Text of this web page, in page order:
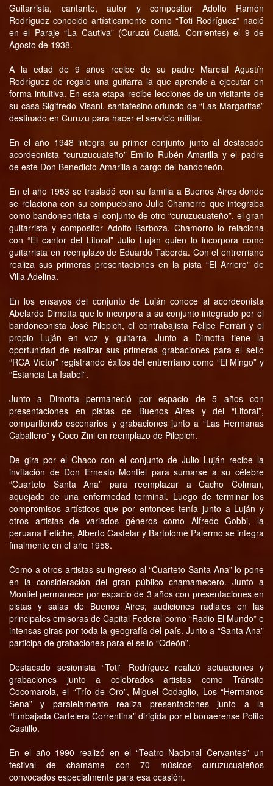
Guitarrista, cantante, autor y compositor Adolfo Ramón
Rodríguez conocido artísticamente como “Toti Rodríguez” nació
en el Paraje “La Cautiva” (Curuzú Cuatiá, Corrientes) el 9 de
Agosto de 1938.
A la edad de 9 años recibe de su padre Marcial Agustín
Rodríguez de regalo una guitarra la que aprende a ejecutar en
forma intuitiva. En esta etapa recibe lecciones de un visitante de
su casa Sigifredo Visani, santafesino oriundo de “Las Margaritas”
destinado en Curuzu para hacer el servicio militar.
En el año 1948 integra su primer conjunto junto al destacado
acordeonista “curuzucuateño” Emilio Rubén Amarilla y el padre
de este Don Benedicto Amarilla a cargo del bandoneón.
En el año 1953 se trasladó con su familia a Buenos Aires donde
se relaciona con su compueblano Julio Chamorro que integraba
como bandoneonista el conjunto de otro “curuzucuateño”, el gran
guitarrista y compositor Adolfo Barboza. Chamorro lo relaciona
con “El cantor del Litoral” Julio Luján quien lo incorpora como
guitarrista en reemplazo de Eduardo Taborda. Con el entrerriano
realiza sus primeras presentaciones en la pista “El Arriero” de
Villa Adelina.
En los ensayos del conjunto de Luján conoce al acordeonista
Abelardo Dimotta que lo incorpora a su conjunto integrado por el
bandoneonista José Pilepich, el contrabajista Felipe Ferrari y el
propio Luján en voz y guitarra. Junto a Dimotta tiene la
oportunidad de realizar sus primeras grabaciones para el sello
“RCA Víctor” registrando éxitos del entrerriano como “El Mingo” y
“Estancia La Isabel”.
Junto a Dimotta permaneció por espacio de 5 años con
presentaciones en pistas de Buenos Aires y del “Litoral”,
compartiendo escenarios y grabaciones junto a “Las Hermanas
Caballero” y Coco Zini en reemplazo de Pilepich.
De gira por el Chaco con el conjunto de Julio Luján recibe la
invitación de Don Ernesto Montiel para sumarse a su célebre
“Cuarteto Santa Ana” para reemplazar a Cacho Colman,
aquejado de una enfermedad terminal. Luego de terminar los
compromisos artísticos que por entonces tenía junto a Luján y
otros artistas de variados géneros como Alfredo Gobbi, la
peruana Fetiche, Alberto Castelar y Bartolomé Palermo se integra
finalmente en el año 1958.
Como a otros artistas su ingreso al “Cuarteto Santa Ana” lo pone
en la consideración del gran público chamamecero. Junto a
Montiel permanece por espacio de 3 años con presentaciones en
pistas y salas de Buenos Aires; audiciones radiales en las
principales emisoras de Capital Federal como “Radio El Mundo” e
intensas giras por toda la geografía del país. Junto a “Santa Ana”
participa de grabaciones para el sello “Odeón”.
Destacado sesionista “Toti” Rodríguez realizó actuaciones y
grabaciones junto a celebrados artistas como Tránsito
Cocomarola, el “Trío de Oro”, Miguel Codaglio, Los “Hermanos
Sena” y paralelamente realiza presentaciones junto a la
“Embajada Cartelera Correntina” dirigida por el bonaerense Polito
Castillo.
En el año 1990 realizó en el “Teatro Nacional Cervantes” un
festival de chamame con 70 músicos curuzucuateños
convocados especialmente para esa ocasión.